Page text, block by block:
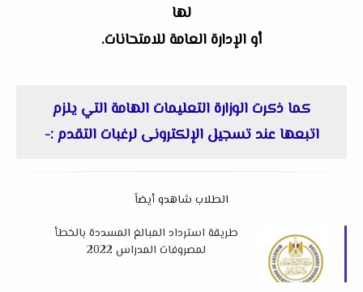
لها
أو الإدارة العامة للامتحانات.
كما ذكرت الوزارة التعليمات الهامة التي يلزم
اتبعهاعند تسجيل الإلكترونى لرغبات التقدم :-
الطلاب شاهدو أيضاً
طريقة استرداد المبالغ المسددة بالخطأ
لمصروفات المدراس 2022